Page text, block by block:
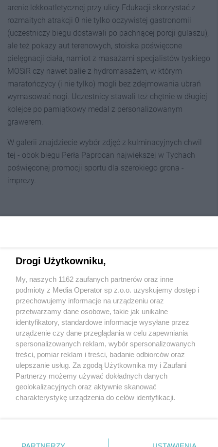
arenie lekkoatletycznej przy ulicy Edukacji skorzystać z
rozmaitych atrakcji 0 nie tylko oczywistej gastronomii
(uczestniczy biegu dostawali po pachnącej porcji gulaszu),
ale też pokazy aut terenowych, stoiska poświęcone
pielęgnacji ciała, namiot z masażami specjalistów tyskiego
MOSiR czy nawet balie z hydromasażem, w którym
maratończycy (i nie tylko) mogli bez zdejmowania ubrań
wymasować nogi. Uczestnicy stawali też chętnie w długiej
kolejce po pamiątkowy medal z personalizowanym
grawerem.
W galerii znajdziecie wybór zdjęć z kulminacyjnych chwil
tej - obok biegu Perła Paprocan największej w Tychach
poświęconej promocji sportu dla szerokiego grona -
imprezy.
Wydawca mediówlokalnych
Nie zapomnij
zapoznać się z:
polityką prywatności regulamin korzystania z portali
Twojemiasto
Piekary Śląskie
Chorzów
Tarnowskie Góry
Skontakuj sięz nami
Kontakt
Wydawca
Redakcja
Drogi Użytkowniku,
My, naszych 1162 zaufanych partnerów oraz inne
podmioty z Media Operator sp z.o.o. uzyskujemy dostęp i
przechowujemy informacje na urządzeniu oraz
przetwarzamy dane osobowe, takie jak unikalne
identyfikatory, standardowe informacje wysyłane przez
urządzenie czy dane przeglądania w celu zapewniania
spersonalizowanych reklam, wybór spersonalizowanych
treści, pomiar reklam i treści, badanie odbiorców oraz
ulepszanie usług. Za zgodą Użytkownika my i Zaufani
Partnerzy możemy używać dokładnych danych
geolokalizacyjnych oraz aktywnie skanować
charakterystykę urządzenia do celów identyfikacji.
zmienić/wycofać klikając przycisk ustawień prywatności